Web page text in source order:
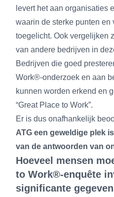
levert het aan organisaties
waarin de sterke punten en
toegelicht. Ook vergelijken
van andere bedrijven in
Bedrijven die goed
Work®-onderzoek en aan
kunnen worden erkend en
“Great Place to Work”.
Er is dus onafhankelijk
ATG een geweldige plek
van de antwoorden van
Hoeveel mensen
to Work®-enquête
significante